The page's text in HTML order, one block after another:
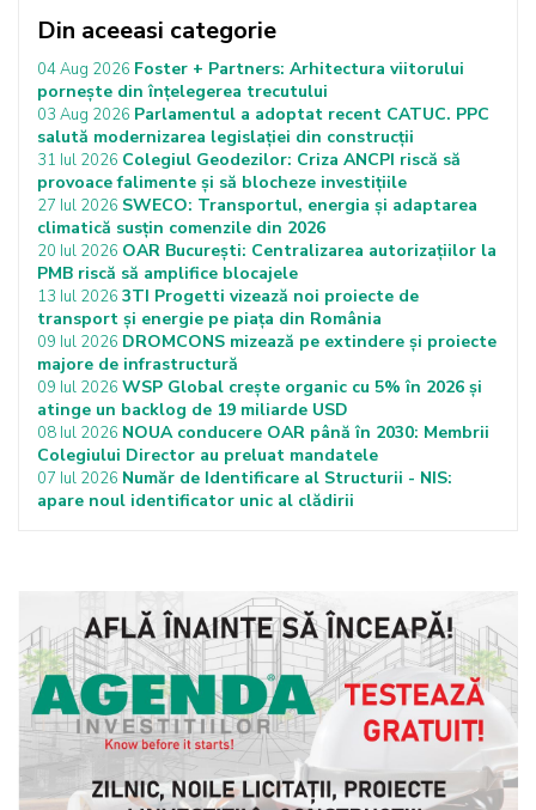
Din aceeasi categorie
04 Aug 2026 Foster + Partners: Arhitectura viitorului
pornește din înțelegerea trecutului
03 Aug 2026 Parlamentul a adoptat recent CATUC. PPC
salută modernizarea legislației din construcții
31 Iul 2026 Colegiul Geodezilor: Criza ANCPI riscă să
provoace falimente și să blocheze investițiile
27 Iul 2026 SWECO: Transportul, energia și adaptarea
climatică susțin comenzile din 2026
20 Iul 2026 OAR București: Centralizarea autorizațiilor la
PMB riscă să amplifice blocajele
13 Iul 2026 3TI Progetti vizează noi proiecte de
transport și energie pe piața din România
09 Iul 2026 DROMCONS mizează pe extindere și proiecte
majore de infrastructură
09 Iul 2026 WSP Global crește organic cu 5% în 2026 și
atinge un backlog de 19 miliarde USD
08 Iul 2026 NOUA conducere OAR până în 2030: Membrii
Colegiului Director au preluat mandatele
07 Iul 2026 Număr de Identificare al Structurii - NIS:
apare noul identificator unic al clădirii